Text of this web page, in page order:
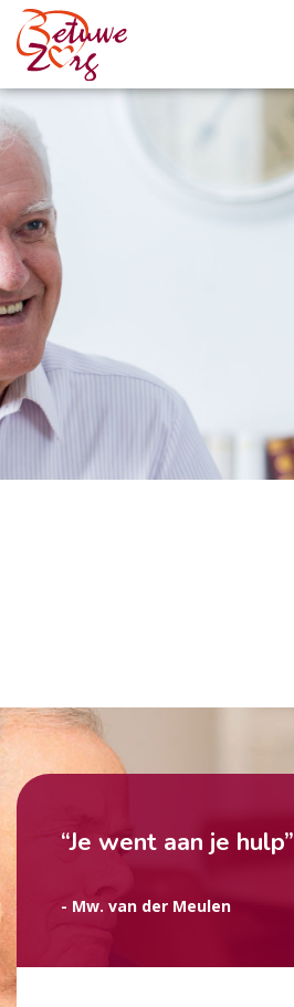
“Je went aan je hulp”
- Mw. van der Meulen